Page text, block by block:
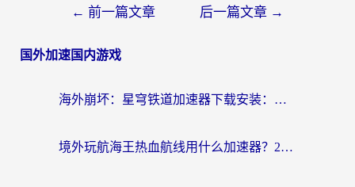
← 前一篇文章 后一篇文章 →
国外加速国内游戏
海外崩坏：星穹铁道加速器下载安装：一份给游子的终极网络指南
境外玩航海王热血航线用什么加速器？2026海外玩家实测最优方案（附欧洲问道堡垒前线加速技巧）